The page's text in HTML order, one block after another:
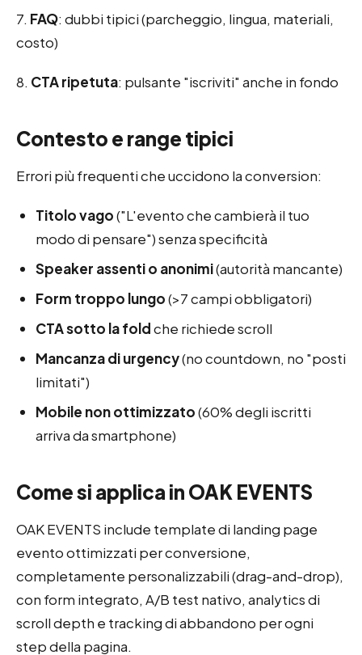
7. FAQ: dubbi tipici (parcheggio, lingua, materiali,
costo)
8. CTA ripetuta: pulsante "iscriviti" anche in fondo
Contesto e range tipici
Errori più frequenti che uccidono la conversion:
Titolo vago("L'evento che cambierà il tuo
modo di pensare") senza specificità
Speaker assenti o anonimi(autorità mancante)
Form troppo lungo(>7 campi obbligatori)
CTA sotto la foldche richiede scroll
Mancanza di urgency(no countdown, no "posti
limitati")
Mobile non ottimizzato(60% degli iscritti
arriva da smartphone)
Come si applica in OAK EVENTS
OAK EVENTS include template di landing page
evento ottimizzati per conversione,
completamente personalizzabili (drag-and-drop),
con form integrato, A/B test nativo, analytics di
scroll depth e tracking di abbandono per ogni
step della pagina.